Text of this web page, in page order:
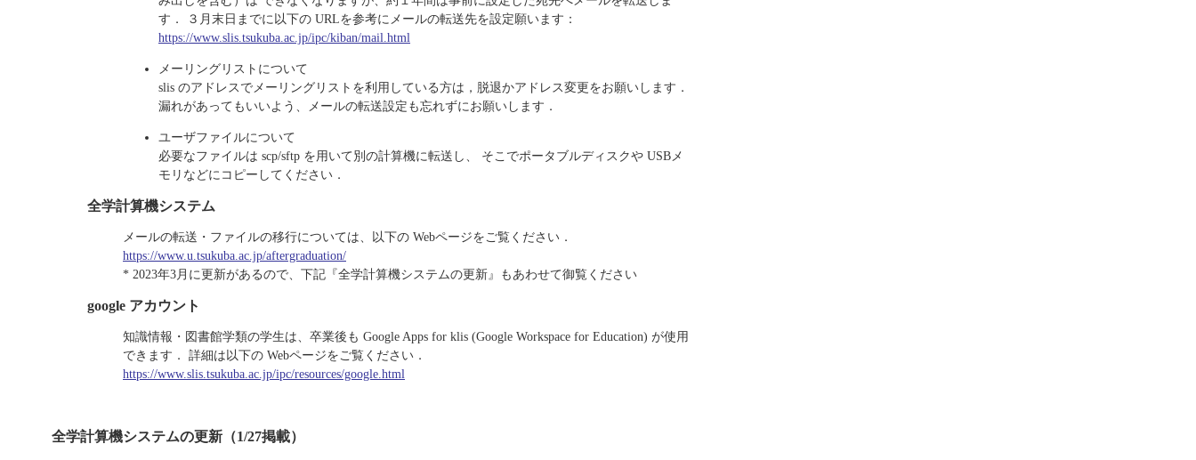
す． ３月末日までに以下の URLを参考にメールの転送先を設定願います：
https://www.slis.tsukuba.ac.jp/ipc/kiban/mail.html
メーリングリストについて
slis のアドレスでメーリングリストを利用している方は，脱退かアドレス変更をお願いします．
漏れがあってもいいよう、メールの転送設定も忘れずにお願いします．
ユーザファイルについて
必要なファイルは scp/sftp を用いて別の計算機に転送し、 そこでポータブルディスクや USBメ
モリなどにコピーしてください．
全学計算機システム
メールの転送・ファイルの移行については、以下の Webページをご覧ください．
https://www.u.tsukuba.ac.jp/aftergraduation/
* 2023年3月に更新があるので、下記『全学計算機システムの更新』もあわせて御覧ください
google アカウント
知識情報・図書館学類の学生は、卒業後も Google Apps for klis (Google Workspace for Education) が使用
できます． 詳細は以下の Webページをご覧ください．
https://www.slis.tsukuba.ac.jp/ipc/resources/google.html
全学計算機システムの更新（1/27掲載）